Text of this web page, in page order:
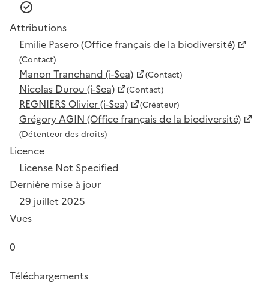
Attributions
Emilie Pasero (Office français de la biodiversité)
(Contact)
Manon Tranchand (i-Sea) (Contact)
Nicolas Durou (i-Sea) (Contact)
REGNIERS Olivier (i-Sea) (Créateur)
Grégory AGIN (Office français de la biodiversité)
(Détenteur des droits)
Licence
License Not Specified
Dernière mise à jour
29 juillet 2025
Vues
0
Téléchargements